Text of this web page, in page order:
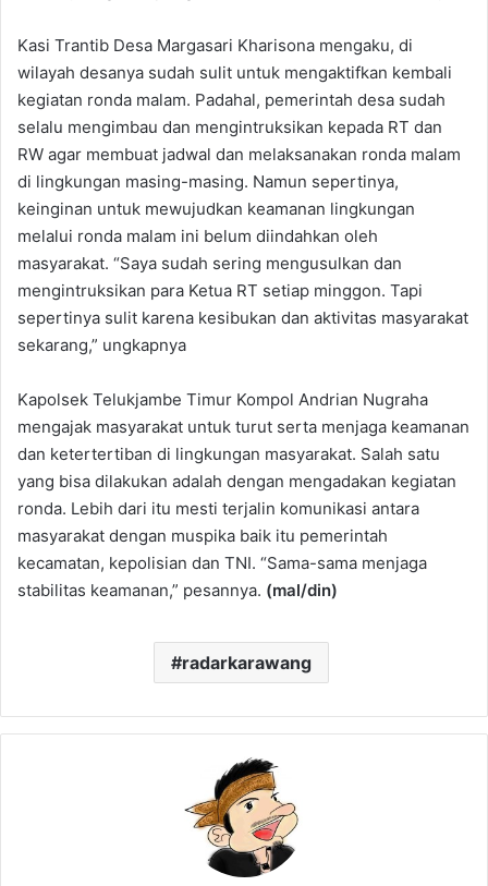
Kasi Trantib Desa Margasari Kharisona mengaku, di
wilayah desanya sudah sulit untuk mengaktifkan kembali
kegiatan ronda malam. Padahal, pemerintah desa sudah
selalu mengimbau dan mengintruksikan kepada RT dan
RW agar membuat jadwal dan melaksanakan ronda malam
di lingkungan masing-masing. Namun sepertinya,
keinginan untuk mewujudkan keamanan lingkungan
melalui ronda malam ini belum diindahkan oleh
masyarakat. “Saya sudah sering mengusulkan dan
mengintruksikan para Ketua RT setiap minggon. Tapi
sepertinya sulit karena kesibukan dan aktivitas masyarakat
sekarang,” ungkapnya
Kapolsek Telukjambe Timur Kompol Andrian Nugraha
mengajak masyarakat untuk turut serta menjaga keamanan
dan ketertertiban di lingkungan masyarakat. Salah satu
yang bisa dilakukan adalah dengan mengadakan kegiatan
ronda. Lebih dari itu mesti terjalin komunikasi antara
masyarakat dengan muspika baik itu pemerintah
kecamatan, kepolisian dan TNI. “Sama-sama menjaga
stabilitas keamanan,” pesannya. (mal/din)
radarkarawang